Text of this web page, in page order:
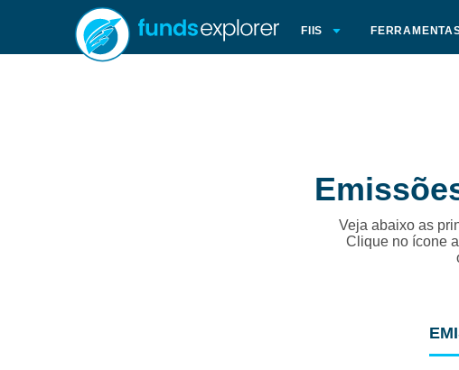
FIIS
Veja abaixo as
Clique no ícone